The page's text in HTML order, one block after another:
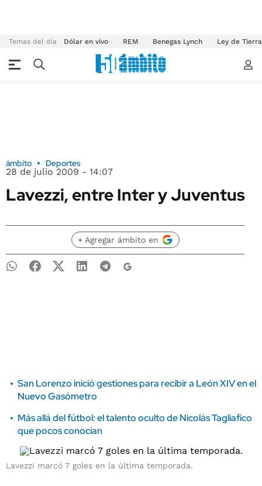
Temas del día Dólar en vivo REM Benegas Lynch Ley de
ámbito Deportes
28 de julio 2009 - 14:07
Lavezzi, entre Inter y Juventus
+ Agregar ámbito en
San Lorenzo inició gestiones para recibir a León XIV en el
Nuevo Gasómetro
Más allá del fútbol: el talento oculto de Nicolás Tagliafico
que pocos conocían
Lavezzi marcó 7 goles en la última temporada.